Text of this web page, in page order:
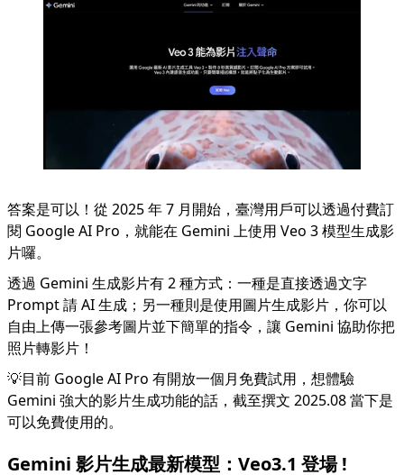
答案是可以！從 2025 年 7 月開始，臺灣用戶可以透過付費訂
閱 Google AI Pro，就能在 Gemini 上使用 Veo 3 模型生成影
片囉。
透過 Gemini 生成影片有 2 種方式：一種是直接透過文字
Prompt 請 AI 生成；另一種則是使用圖片生成影片，你可以
自由上傳一張參考圖片並下簡單的指令，讓 Gemini 協助你把
照片轉影片！
💡目前 Google AI Pro 有開放一個月免費試用，想體驗
Gemini 強大的影片生成功能的話，截至撰文 2025.08 當下是
可以免費使用的。
Gemini 影片生成最新模型：Veo3.1 登場 !